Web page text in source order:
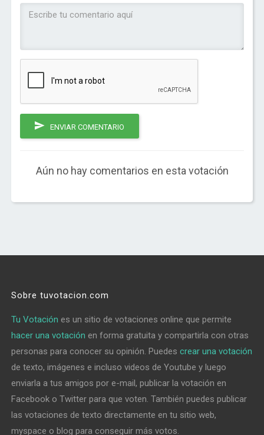
ENVIAR COMENTARIO
Aún no hay comentarios en esta votación
Sobre tuvotacion.com
Tu Votación es un sitio de votaciones online que permite
hacer una votación en forma gratuita y compartirla con otras
personas para conocer su opinión. Puedescrear una votación
de texto, imágenes e incluso videos de Youtube y luego
enviarla a tus amigos por e-mail, publicar la votación en
Facebook o Twitter para que voten. También puedes publicar
las votaciones de texto directamente en tu sitio web,
myspace o blog para conseguir más votos.